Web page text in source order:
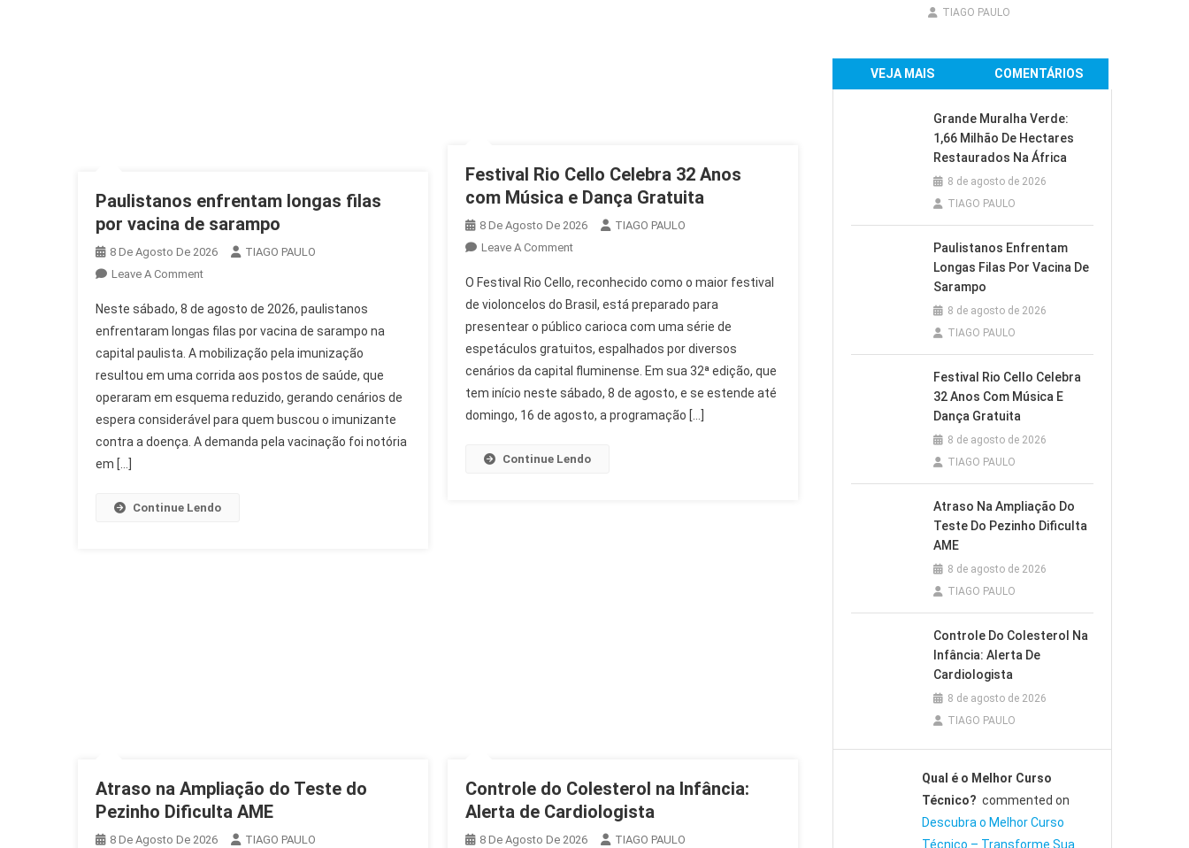
Paulistanos enfrentam longas filas
por vacina de sarampo
8 De Agosto De 2026
TIAGO PAULO
Leave A CommentOn
Enfrentam
Longas
Filas
Por
Vacina
De
Sarampo
Neste sábado, 8 de agosto de 2026, paulistanos
enfrentaram longas filas por vacina de sarampo na
capital paulista. A mobilização pela imunização
resultou em uma corrida aos postos de saúde, que
operaram em esquema reduzido, gerando cenários de
espera considerável para quem buscou o imunizante
contra a doença. A demanda pela vacinação foi notória
em […]
Continue Lendo
Festival Rio Cello Celebra 32 Anos
com Música e Dança Gratuita
8 De Agosto De 2026
TIAGO PAULO
Leave A CommentOn
Rio
Cello
Celebra
32
Anos
Com
Música
O Festival Rio Cello, reconhecido como o maior festival
de violoncelos do Brasil, está preparado para
presentear o público carioca com uma série de
espetáculos gratuitos, espalhados por diversos
cenários da capital fluminense. Em sua 32ª edição, que
tem início neste sábado, 8 de agosto, e se estende até
domingo, 16 de agosto, a programação […]
Continue Lendo
Atraso na Ampliação do Teste do
Pezinho Dificulta AME
8 De Agosto De 2026
TIAGO PAULO
Controle do Colesterol na Infância:
Alerta de Cardiologista
8 De Agosto De 2026
TIAGO PAULO
TIAGO PAULO
VEJA MAIS COMENTÁRIOS
Grande Muralha Verde:
1,66 Milhão De Hectares
Restaurados Na África
8 de agosto de 2026
TIAGO PAULO
Paulistanos Enfrentam
Longas Filas Por Vacina De
Sarampo
8 de agosto de 2026
TIAGO PAULO
Festival Rio Cello Celebra
32 Anos Com Música E
Dança Gratuita
8 de agosto de 2026
TIAGO PAULO
Atraso Na Ampliação Do
Teste Do Pezinho Dificulta
AME
8 de agosto de 2026
TIAGO PAULO
Controle Do Colesterol Na
Infância: Alerta De
Cardiologista
8 de agosto de 2026
TIAGO PAULO
Qual é o Melhor Curso
Técnico? commented on
Descubra o Melhor Curso
Técnico – Transforme Sua